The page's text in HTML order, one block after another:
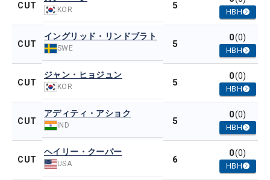
CUT KOR 5
HBH
CUT
イングリッド・リンドブラト
SWE 5
0(0)
HBH
CUT
ジャン・ヒョジュン
KOR 5
0(0)
HBH
CUT
アディティ・アショク
IND 5
0(0)
HBH
CUT
ヘイリー・クーパー
USA 6
0(0)
HBH